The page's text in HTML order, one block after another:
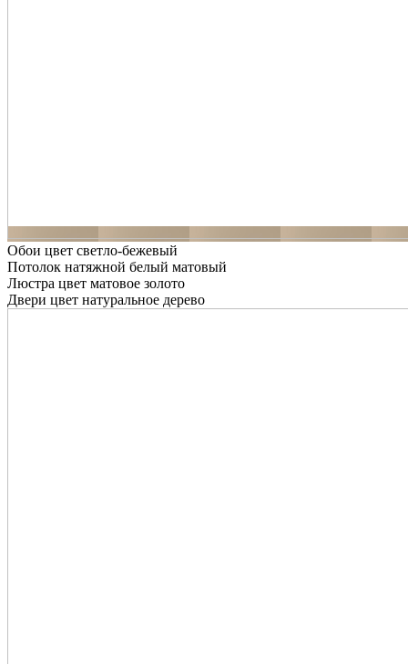
Обои цвет светло-бежевый
Потолок натяжной белый матовый
Люстра цвет матовое золото
Двери цвет натуральное дерево